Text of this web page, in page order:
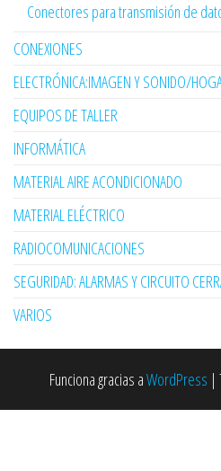
Conectores para transmisión de
CONEXIONES
ELECTRÓNICA:IMAGEN Y SONIDO/
EQUIPOS DE TALLER
INFORMÁTICA
MATERIAL AIRE ACONDICIONADO
MATERIAL ELÉCTRICO
RADIOCOMUNICACIONES
SEGURIDAD: ALARMAS Y CIRCUITO
VARIOS
Funciona gracias aWordPress |